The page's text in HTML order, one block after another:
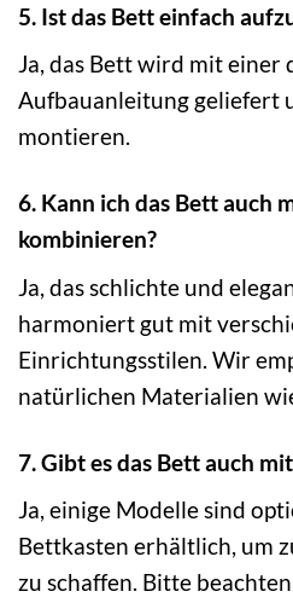
5. Ist das Bett einfach
Ja, das Bett wird mit einer
Aufbauanleitung geliefert
montieren.
6. Kann ich das Bett auch
kombinieren?
Ja, das schlichte und
harmoniert gut mit
Einrichtungsstilen. Wir
natürlichen Materialien
7. Gibt es das Bett auch
Ja, einige Modelle sind
Bettkasten erhältlich, um
zu schaffen. Bitte